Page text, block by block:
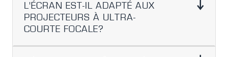
L'ÉCRAN EST-IL ADAPTÉ AUX
PROJECTEURS À ULTRA-
COURTE FOCALE?